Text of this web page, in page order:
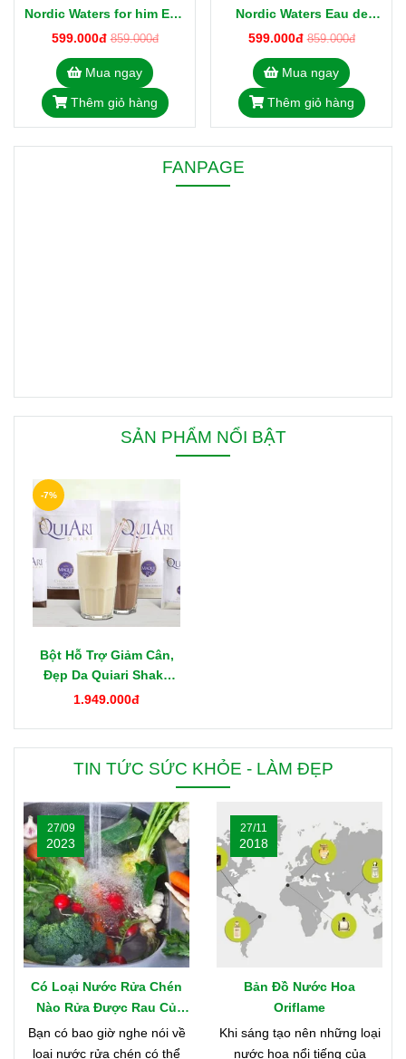
Nordic Waters for him Eau
de Parfum 75ml
599.000đ 859.000đ
Mua ngay
Thêm giỏ hàng
Nordic Waters Eau de
Parfum 50ml
599.000đ 859.000đ
Mua ngay
Thêm giỏ hàng
FANPAGE
SẢN PHẨM NỔI BẬT
Bột Hỗ Trợ Giảm Cân,
Đẹp Da Quiari Shake
1000g Mỹ
1.949.000đ
-7%
TIN TỨC SỨC KHỎE - LÀM ĐẸP
Có Loại Nước Rửa Chén
Nào Rửa Được Rau Củ
Quả & Mềm Mại Với Da
Tay?
27/09
2023
Bạn có bao giờ nghe nói về
loại nước rửa chén có thể
Bản Đồ Nước Hoa
Oriflame
27/11
2018
Khi sáng tạo nên những loại
nước hoa nổi tiếng của